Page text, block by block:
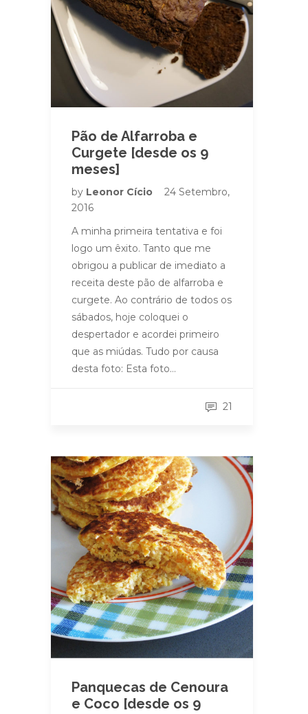
Pão de Alfarroba e
Curgete [desde os 9
meses]
by Leonor Cício
24 Setembro,
2016
A minha primeira tentativa e foi
logo um êxito. Tanto que me
obrigou a publicar de imediato a
receita deste pão de alfarroba e
curgete. Ao contrário de todos os
sábados, hoje coloquei o
despertador e acordei primeiro
que as miúdas. Tudo por causa
desta foto: Esta foto…
21
Panquecas de Cenoura
e Coco [desde os 9